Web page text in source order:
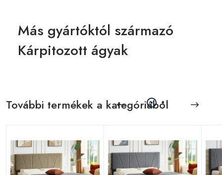
Más gyártóktól származó
Kárpitozott ágyak
További termékek a kategóriából